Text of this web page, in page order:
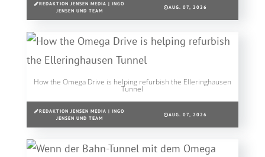
REDAKTION JENSEN MEDIA | INGO
JENSEN UND TEAM
AUG. 07, 2026
How the Omega Drive is helping refurbish the Elleringhausen
Tunnel
REDAKTION JENSEN MEDIA | INGO
JENSEN UND TEAM
AUG. 07, 2026